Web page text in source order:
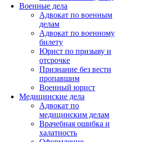
Военные дела
Адвокат по военным
делам
Адвокат по военному
билету
Юрист по призыву и
отсрочке
Признание без вести
пропавшим
Военный юрист
Медицинские дела
Адвокат по
медицинским делам
Врачебная ошибка и
халатность